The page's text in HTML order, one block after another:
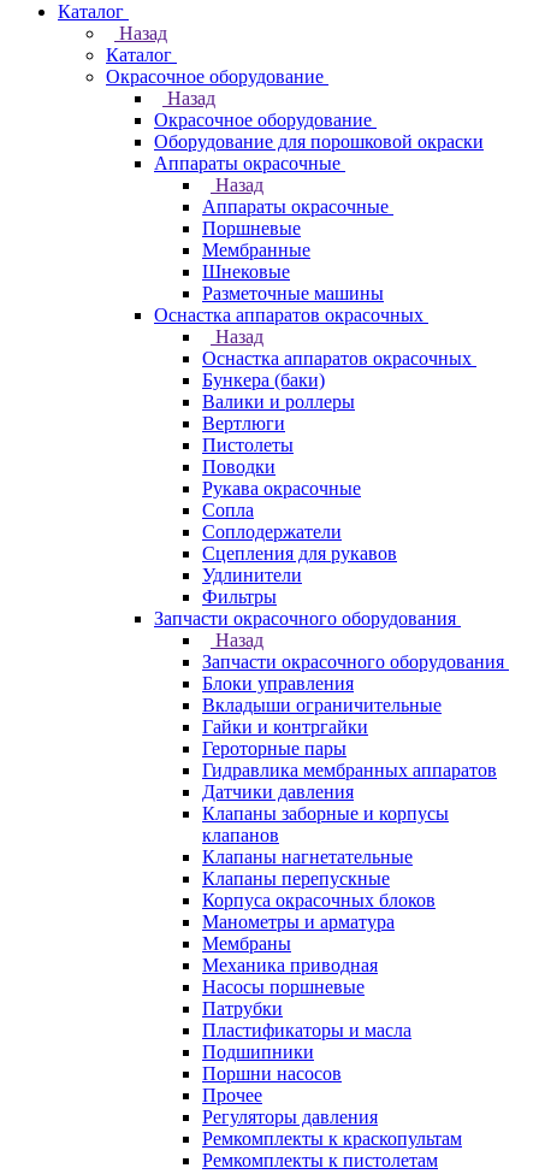
Каталог
Назад
Каталог
Окрасочное оборудование
Назад
Окрасочное оборудование
Оборудование для порошковой окраски
Аппараты окрасочные
Назад
Аппараты окрасочные
Поршневые
Мембранные
Шнековые
Разметочные машины
Оснастка аппаратов окрасочных
Назад
Оснастка аппаратов окрасочных
Бункера (баки)
Валики и роллеры
Вертлюги
Пистолеты
Поводки
Рукава окрасочные
Сопла
Соплодержатели
Сцепления для рукавов
Удлинители
Фильтры
Запчасти окрасочного оборудования
Назад
Запчасти окрасочного оборудования
Блоки управления
Вкладыши ограничительные
Гайки и контргайки
Героторные пары
Гидравлика мембранных аппаратов
Датчики давления
Клапаны заборные и корпусы
клапанов
Клапаны нагнетательные
Клапаны перепускные
Корпуса окрасочных блоков
Манометры и арматура
Мембраны
Механика приводная
Насосы поршневые
Патрубки
Пластификаторы и масла
Подшипники
Поршни насосов
Прочее
Регуляторы давления
Ремкомплекты к краскопультам
Ремкомплекты к пистолетам